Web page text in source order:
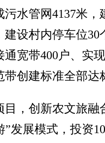
水管网4137米，
建设村内停车位30
宽带400户、实
带创建标准全部达
，创新农文旅融
发展模式，投资